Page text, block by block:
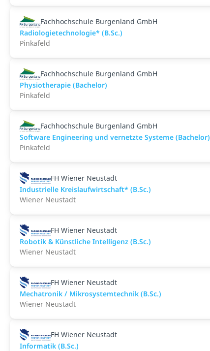
Fachhochschule Burgenland GmbH
Radiologietechnologie* (B.Sc.)
Pinkafeld
Fachhochschule Burgenland GmbH
Physiotherapie (Bachelor)
Pinkafeld
Fachhochschule Burgenland GmbH
Software Engineering und vernetzte Systeme (Bachelor)
Pinkafeld
FH Wiener Neustadt
Industrielle Kreislaufwirtschaft* (B.Sc.)
Wiener Neustadt
FH Wiener Neustadt
Robotik & Künstliche Intelligenz (B.Sc.)
Wiener Neustadt
FH Wiener Neustadt
Mechatronik / Mikrosystemtechnik (B.Sc.)
Wiener Neustadt
FH Wiener Neustadt
Informatik (B.Sc.)